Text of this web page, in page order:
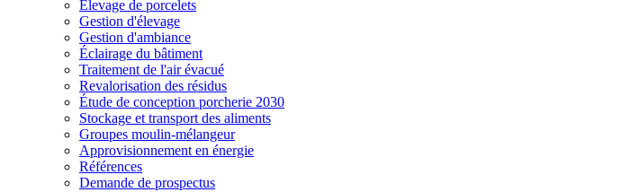
Élevage de porcelets
Gestion d'élevage
Gestion d'ambiance
Éclairage du bâtiment
Traitement de l'air évacué
Revalorisation des résidus
Étude de conception porcherie 2030
Stockage et transport des aliments
Groupes moulin-mélangeur
Approvisionnement en énergie
Références
Demande de prospectus